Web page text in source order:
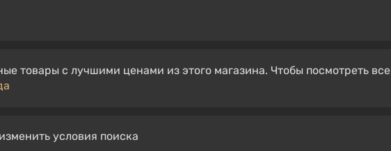
товары с лучшими ценами из этого магазина. Чтобы посмотреть все
условия поиска